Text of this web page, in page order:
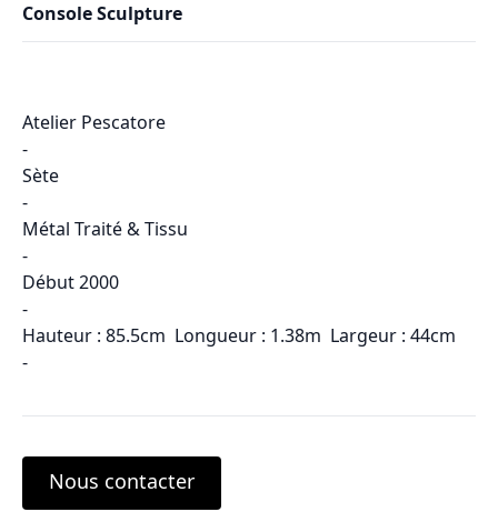
Console Sculpture
Atelier Pescatore
-
Sète
-
Métal Traité & Tissu
-
Début 2000
-
Hauteur : 85.5cm Longueur : 1.38m Largeur : 44cm
-
Nous contacter